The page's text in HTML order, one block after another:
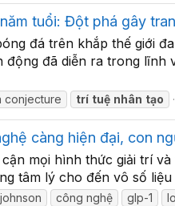
tuổi: Đột phá gây
đá trên khắp thế giới
đã diễn ra trong
conjecture trí tuệ nhân tạo
càng hiện đại, con
mọi hình thức giải trí
tâm lý cho đến vô số
công nghệ glp-1